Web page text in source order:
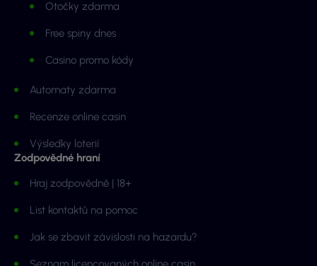
Otočky zdarma
Free spiny dnes
Casino promo kódy
Automaty zdarma
Recenze online casin
Výsledky loterií
Zodpovědné hraní
Hraj zodpovědně | 18+
List kontaktů na pomoc
Jak se zbavit závislosti na hazardu?